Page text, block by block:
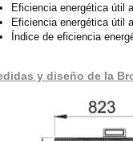
Eficiencia energética útil
Eficiencia energética útil
Índice de eficiencia
y diseño de la